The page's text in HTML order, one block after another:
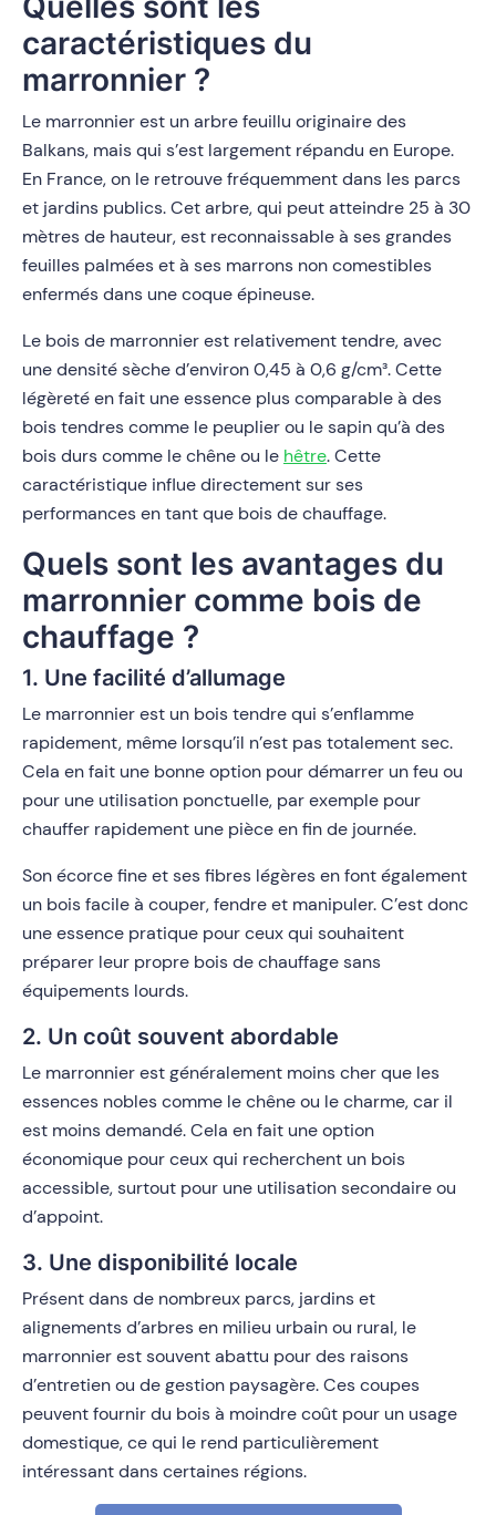
caractéristiques du
marronnier ?
Le marronnier est un arbre feuillu originaire des
Balkans, mais qui s’est largement répandu en Europe.
En France, on le retrouve fréquemment dans les parcs
et jardins publics. Cet arbre, qui peut atteindre 25 à 30
mètres de hauteur, est reconnaissable à ses grandes
feuilles palmées et à ses marrons non comestibles
enfermés dans une coque épineuse.
Le bois de marronnier est relativement tendre, avec
une densité sèche d’environ 0,45 à 0,6 g/cm³. Cette
légèreté en fait une essence plus comparable à des
bois tendres comme le peuplier ou le sapin qu’à des
bois durs comme le chêne ou le hêtre. Cette
caractéristique influe directement sur ses
performances en tant que bois de chauffage.
Quels sont les avantages du
marronnier comme bois de
chauffage ?
1. Une facilité d’allumage
Le marronnier est un bois tendre qui s’enflamme
rapidement, même lorsqu’il n’est pas totalement sec.
Cela en fait une bonne option pour démarrer un feu ou
pour une utilisation ponctuelle, par exemple pour
chauffer rapidement une pièce en fin de journée.
Son écorce fine et ses fibres légères en font également
un bois facile à couper, fendre et manipuler. C’est donc
une essence pratique pour ceux qui souhaitent
préparer leur propre bois de chauffage sans
équipements lourds.
2. Un coût souvent abordable
Le marronnier est généralement moins cher que les
essences nobles comme le chêne ou le charme, car il
est moins demandé. Cela en fait une option
économique pour ceux qui recherchent un bois
accessible, surtout pour une utilisation secondaire ou
d’appoint.
3. Une disponibilité locale
Présent dans de nombreux parcs, jardins et
alignements d’arbres en milieu urbain ou rural, le
marronnier est souvent abattu pour des raisons
d’entretien ou de gestion paysagère. Ces coupes
peuvent fournir du bois à moindre coût pour un usage
domestique, ce qui le rend particulièrement
intéressant dans certaines régions.